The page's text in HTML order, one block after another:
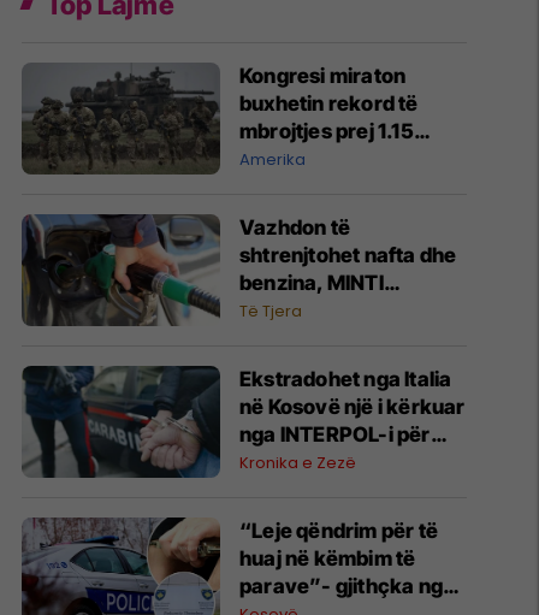
Kongresi miraton
buxhetin rekord të
mbrojtjes prej 1.15
trilionë dollarësh
Amerika
Vazhdon të
shtrenjtohet nafta dhe
benzina, MINTI
publikon çmimet
Të Tjera
Ekstradohet nga Italia
në Kosovë një i kërkuar
nga INTERPOL-i për
falsifikim
keqpërdorim të
detyrës
Kronika e Zezë
“Leje qëndrim për të
huaj në këmbim të
parave”- gjithçka nga